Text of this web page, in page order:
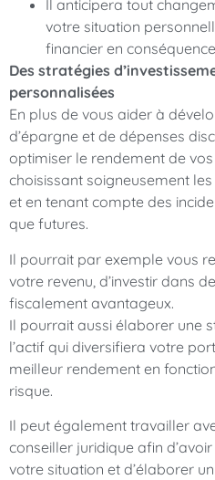
Il anticipera tout
votre situation
financier en
Des stratégies
personnalisées
En plus de vous aider à
d’épargne et de dépenses
optimiser le rendement de
choisissant soigneusement
et en tenant compte des
que futures.
Il pourrait par exemple vous
votre revenu, d’investir dans
fiscalement avantageux.
Il pourrait aussi élaborer une
l’actif qui diversifiera votre
meilleur rendement en
risque.
Il peut également travailler
conseiller juridique afin
votre situation et d’élaborer